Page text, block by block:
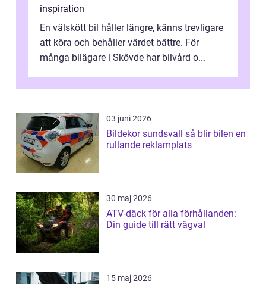
inspiration
En välskött bil håller längre, känns trevligare
att köra och behåller värdet bättre. För
många bilägare i Skövde har bilvård o...
03 juni 2026
Bildekor sundsvall så blir bilen en
rullande reklamplats
30 maj 2026
ATV-däck för alla förhållanden:
Din guide till rätt vägval
15 maj 2026